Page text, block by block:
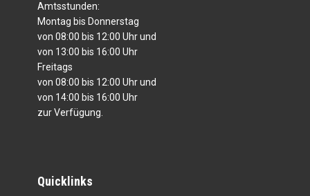
Amtsstunden:
Montag bis Donnerstag
von 08:00 bis 12:00 Uhr und
von 13:00 bis 16:00 Uhr
Freitags
von 08:00 bis 12:00 Uhr und
von 14:00 bis 16:00 Uhr
zur Verfügung.
Quicklinks